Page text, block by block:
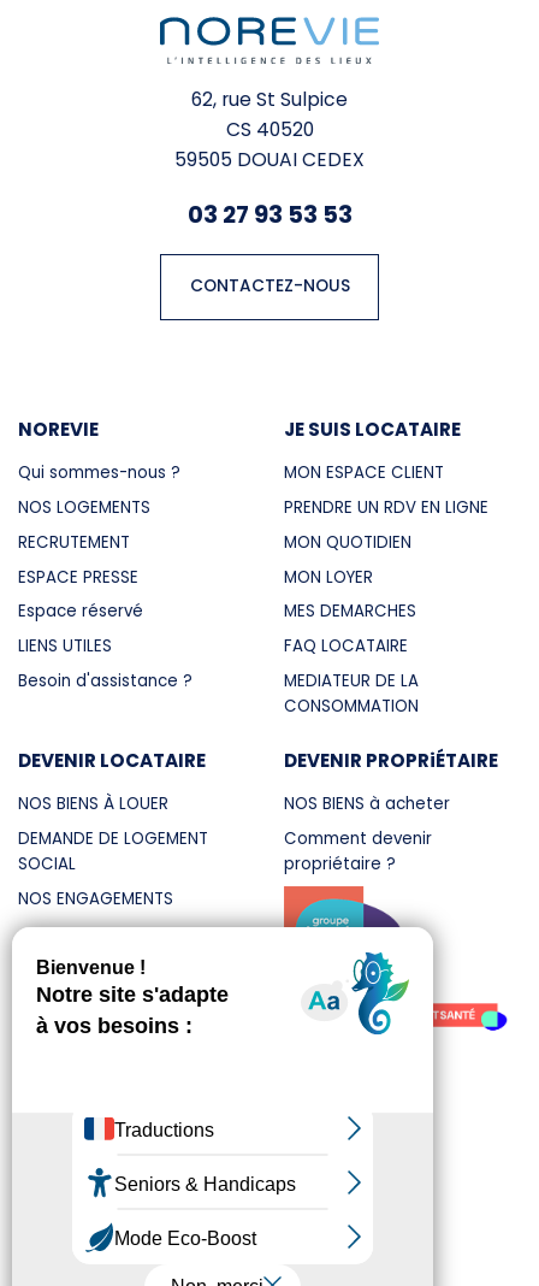
62, rue St Sulpice
CS 40520
59505 DOUAI CEDEX
03 27 93 53 53
CONTACTEZ-NOUS
NOREVIE
Qui sommes-nous ?
NOS LOGEMENTS
RECRUTEMENT
ESPACE PRESSE
Espace réservé
LIENS UTILES
Besoin d'assistance ?
JE SUIS LOCATAIRE
MON ESPACE CLIENT
PRENDRE UN RDV EN LIGNE
MON QUOTIDIEN
MON LOYER
MES DEMARCHES
FAQ LOCATAIRE
MEDIATEUR DE LA
CONSOMMATION
DEVENIR LOCATAIRE
NOS BIENS À LOUER
DEMANDE DE LOGEMENT
SOCIAL
NOS ENGAGEMENTS
DEVENIR PROPRiÉTAIRE
NOS BIENS à acheter
Comment devenir
propriétaire ?
Politique de confidentialité